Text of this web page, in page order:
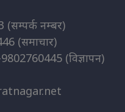
(सम्पर्क नम्बर)
(समाचार)
(विज्ञापन)